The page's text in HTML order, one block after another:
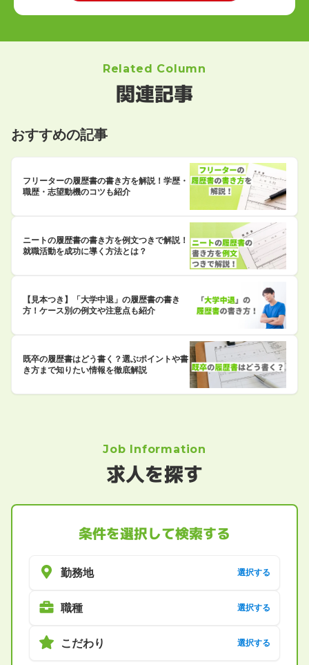
Related Column
関連記事
おすすめの記事
フリーターの履歴書の書き方を解説！学歴・
職歴・志望動機のコツも紹介
ニートの履歴書の書き方を例文つきで解説！
就職活動を成功に導く方法とは？
【見本つき】「大学中退」の履歴書の書き
方！ケース別の例文や注意点も紹介
既卒の履歴書はどう書く？選ぶポイントや書
き方まで知りたい情報を徹底解説
Job Information
求人を探す
条件を選択して検索する
勤務地 選択する
職種 選択する
こだわり 選択する